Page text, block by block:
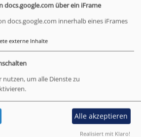
docs.google.com über ein iFrame
docs.google.com innerhalb eines iFrames
externe Inhalte
nutzen, um alle Dienste zu
Alle akzeptieren
Realisiert mit Klaro!